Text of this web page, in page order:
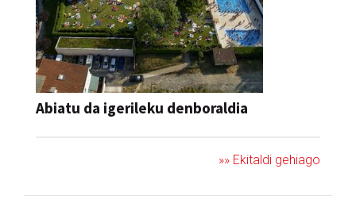
Abiatu da igerileku denboraldia
»» Ekitaldi gehiago